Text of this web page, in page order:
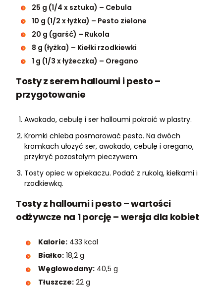
25 g (1/4 x sztuka) – Cebula
10 g (1/2 x łyżka) – Pesto zielone
20 g (garść) – Rukola
8 g (łyżka) – Kiełki rzodkiewki
1 g (1/3 x łyżeczka) – Oregano
Tosty z serem halloumi i pesto –
przygotowanie
Awokado, cebulę i ser halloumi pokroić w plastry.
Kromki chleba posmarować pesto. Na dwóch
kromkach ułożyć ser, awokado, cebulę i oregano,
przykryć pozostałym pieczywem.
Tosty opiec w opiekaczu. Podać z rukolą, kiełkami i
rzodkiewką.
Tosty z halloumi i pesto – wartości
odżywcze na 1 porcję – wersja dla kobiet
Kalorie: 433 kcal
Białko: 18,2 g
Węglowodany: 40,5 g
Tłuszcze: 22 g